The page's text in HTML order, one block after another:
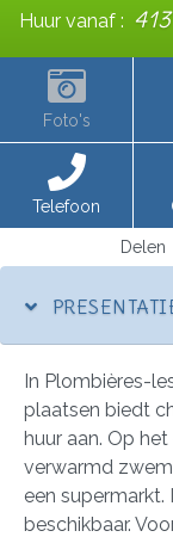
Huur vanaf : 413
Foto's
Telefoon
Delen
In Plombières-
plaatsen biedt
huur aan. Op
verwarmd
een supermarkt.
beschikbaar.